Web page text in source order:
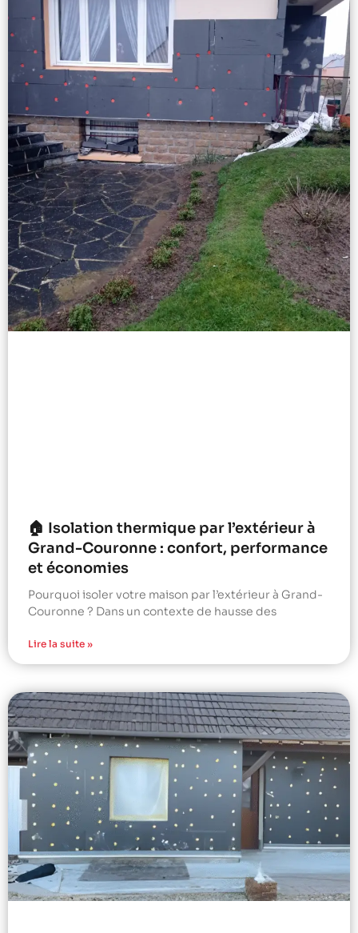
🏠 Isolation thermique par l’extérieur à
Grand-Couronne : confort, performance
et économies
Pourquoi isoler votre maison par l’extérieur à Grand-
Couronne ? Dans un contexte de hausse des
Lire la suite »